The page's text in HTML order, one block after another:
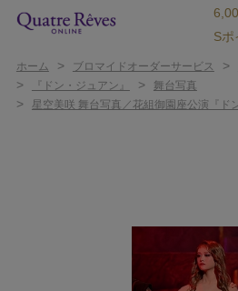
Sポ
ホーム > ブロマイドオーダーサービス >
> 『ドン・ジュアン』 > 舞台写真
> 星空美咲 舞台写真／花組御園座公演『ド